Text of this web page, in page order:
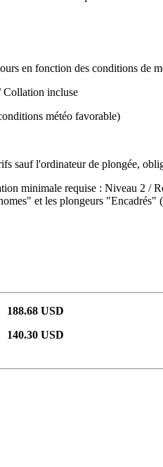
en fonction des conditions de
Collation incluse
météo favorable)
sauf l'ordinateur de plongée,
minimale requise : Niveau 2
et les plongeurs "Encadrés"
188.68 USD
140.30 USD